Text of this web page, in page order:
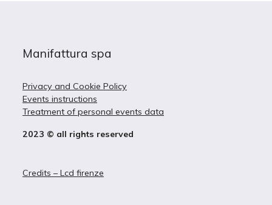
Manifattura spa
Privacy and Cookie Policy
Events instructions
Treatment of personal events data
2023 © all rights reserved
Credits – Lcd firenze